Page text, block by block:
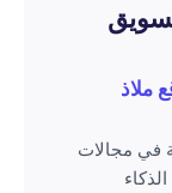
ملاذ
في مجالات